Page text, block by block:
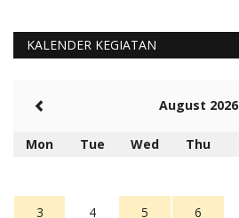
KALENDER KEGIATAN
August 2026
Mon Tue Wed Thu
3 4 5 6